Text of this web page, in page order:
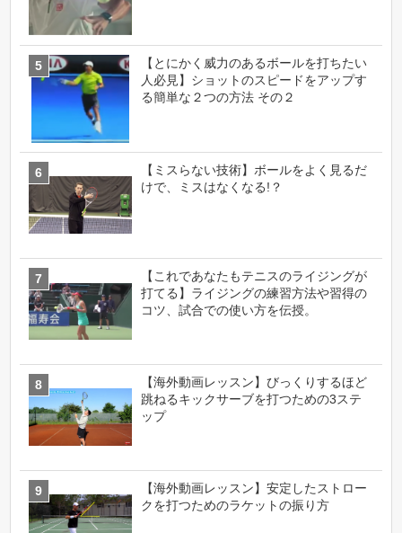
【とにかく威力のあるボールを打ちたい
人必見】ショットのスピードをアップす
る簡単な２つの方法 その２
【ミスらない技術】ボールをよく見るだ
けで、ミスはなくなる!？
【これであなたもテニスのライジングが
打てる】ライジングの練習方法や習得の
コツ、試合での使い方を伝授。
【海外動画レッスン】びっくりするほど
跳ねるキックサーブを打つための3ステ
ップ
【海外動画レッスン】安定したストロー
クを打つためのラケットの振り方